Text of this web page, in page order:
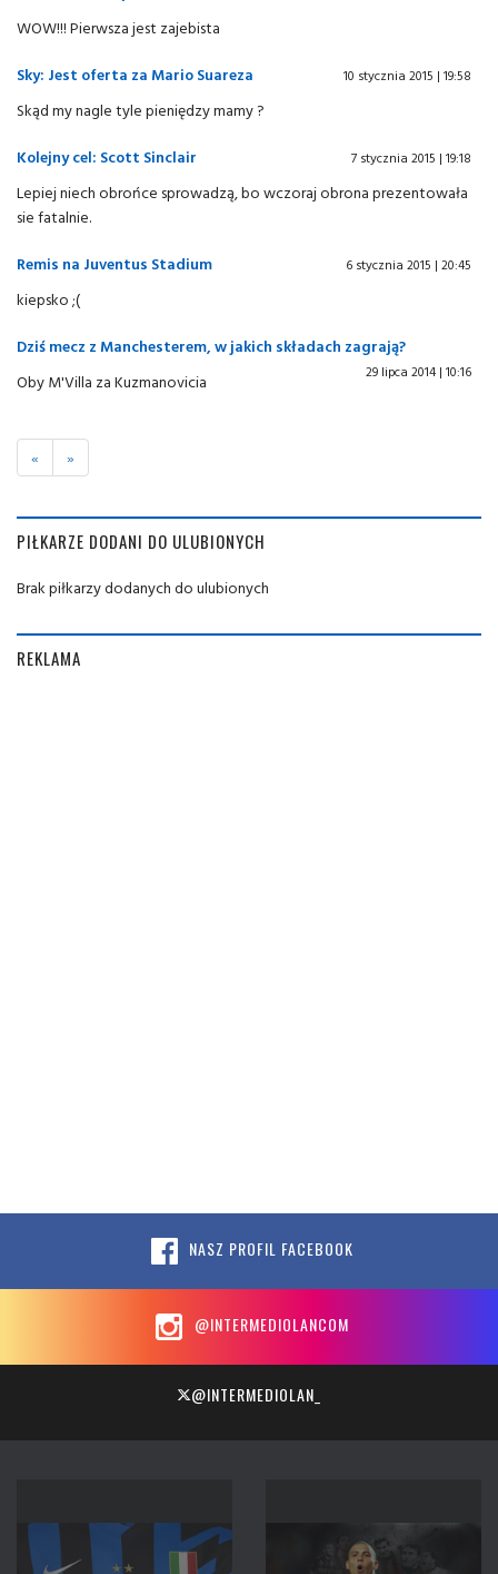
WOW!!! Pierwsza jest zajebista
Sky: Jest oferta za Mario Suareza
10 stycznia 2015 | 19:58
Skąd my nagle tyle pieniędzy mamy ?
Kolejny cel: Scott Sinclair
7 stycznia 2015 | 19:18
Lepiej niech obrońce sprowadzą, bo wczoraj obrona prezentowała
sie fatalnie.
Remis na Juventus Stadium
6 stycznia 2015 | 20:45
kiepsko ;(
Dziś mecz z Manchesterem, w jakich składach zagrają?
29 lipca 2014 | 10:16
Oby M'Villa za Kuzmanovicia
« »
PIŁKARZE DODANI DO ULUBIONYCH
Brak piłkarzy dodanych do ulubionych
REKLAMA
NASZ PROFIL FACEBOOK
@INTERMEDIOLANCOM
@INTERMEDIOLAN_